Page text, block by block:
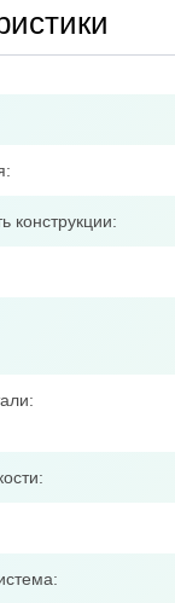
конструкции: